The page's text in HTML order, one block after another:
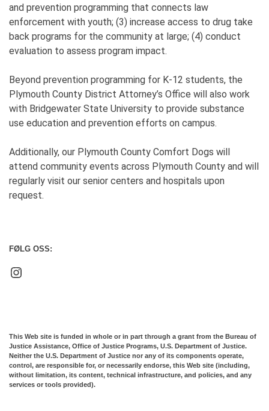
and prevention programming that connects law
enforcement with youth; (3) increase access to drug take
back programs for the community at large; (4) conduct
evaluation to assess program impact.
Beyond prevention programming for K-12 students, the
Plymouth County District Attorney’s Office will also work
with Bridgewater State University to provide substance
use education and prevention efforts on campus.
Additionally, our Plymouth County Comfort Dogs will
attend community events across Plymouth County and will
regularly visit our senior centers and hospitals upon
request.
FØLG OSS:
Instagram
This Web site is funded in whole or in part through a grant from the Bureau of
Justice Assistance, Office of Justice Programs, U.S. Department of Justice.
Neither the U.S. Department of Justice nor any of its components operate,
control, are responsible for, or necessarily endorse, this Web site (including,
without limitation, its content, technical infrastructure, and policies, and any
services or tools provided).